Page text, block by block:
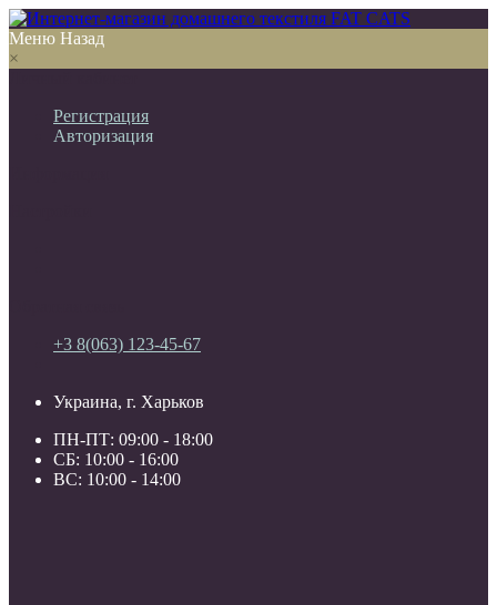
Меню Назад
×
Регистрация
Авторизация
+3 8(063) 123-45-67
Украина, г. Харьков
ПН-ПТ: 09:00 - 18:00
СБ: 10:00 - 16:00
ВС: 10:00 - 14:00